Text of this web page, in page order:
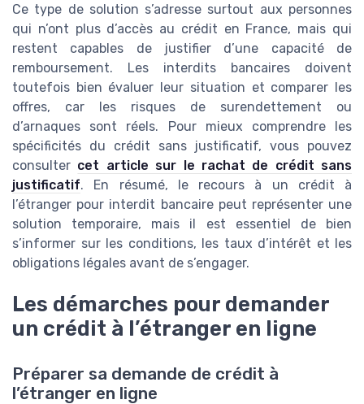
Ce type de solution s’adresse surtout aux personnes
qui n’ont plus d’accès au crédit en France, mais qui
restent capables de justifier d’une capacité de
remboursement. Les interdits bancaires doivent
toutefois bien évaluer leur situation et comparer les
offres, car les risques de surendettement ou
d’arnaques sont réels. Pour mieux comprendre les
spécificités du crédit sans justificatif, vous pouvez
consulter cet article sur le rachat de crédit sans
justificatif. En résumé, le recours à un crédit à
l’étranger pour interdit bancaire peut représenter une
solution temporaire, mais il est essentiel de bien
s’informer sur les conditions, les taux d’intérêt et les
obligations légales avant de s’engager.
Les démarches pour demander
un crédit à l’étranger en ligne
Préparer sa demande de crédit à
l’étranger en ligne